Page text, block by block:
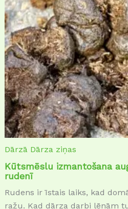
Dārzā Dārza ziņas
Kūtsmēslu izmantošana
rudenī
Rudens ir īstais laiks, kad
ražu. Kad dārza darbi lēnām